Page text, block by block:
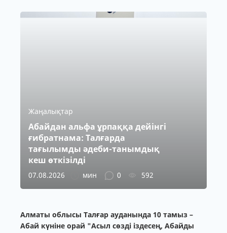
Жаңалықтар
Абайдан альфа ұрпаққа дейінгі
ғибратнама: Талғарда
тағылымды әдеби-танымдық
кеш өткізілді
07.08.2026 мин 0 592
Алматы облысы Талғар ауданында 10 тамыз –
Абай күніне орай "Асыл сөзді іздесең, Абайды